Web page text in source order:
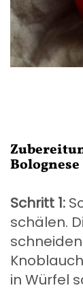
Bolognese
Schritt 1:
schälen.
in Würfel